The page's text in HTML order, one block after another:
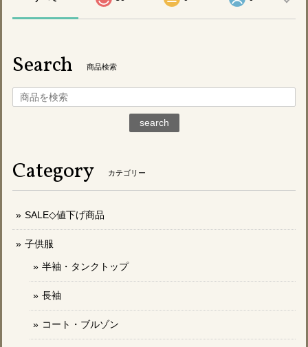
Search 商品検索
search
Category カテゴリー
SALE◇値下げ商品
子供服
半袖・タンクトップ
長袖
コート・ブルゾン